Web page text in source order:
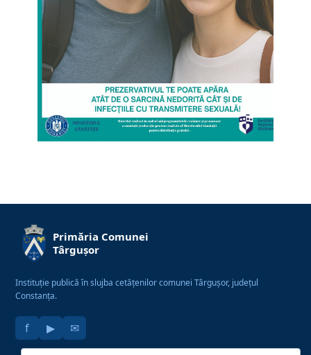
Primăria Comunei
Târgușor
Instituție publică în slujba cetățenilor comunei Târgușor, județul
Constanța.
f ▶ ✉